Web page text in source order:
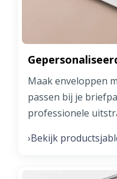
Maak enveloppen
passen bij je
professionele
›Bekijk